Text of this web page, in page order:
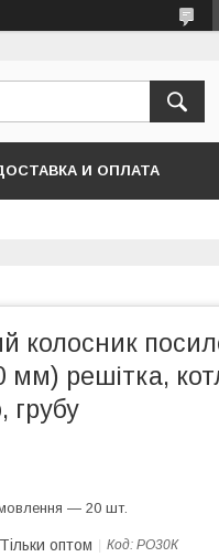
И ОПЛАТА
колосник
мм) решітка,
грубу
— 20 шт.
Тільки оптом Код: РО30К